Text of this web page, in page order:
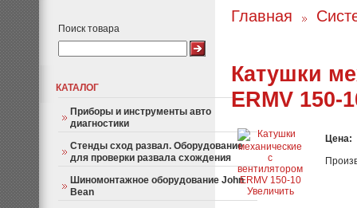
Поиск товара
КАТАЛОГ
Приборы и инструменты авто
диагностики
Стенды сход развал. Оборудование
для проверки развала схождения
Шиномонтажное оборудование John
Bean
Главная
Катушки
ERMV 150-
Увеличить
Цена: